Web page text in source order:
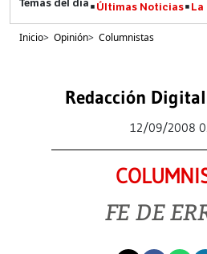
Últimas Noticias La
Inicio> Opinión> Columnistas
Redacción
12/09/2008
FE DE